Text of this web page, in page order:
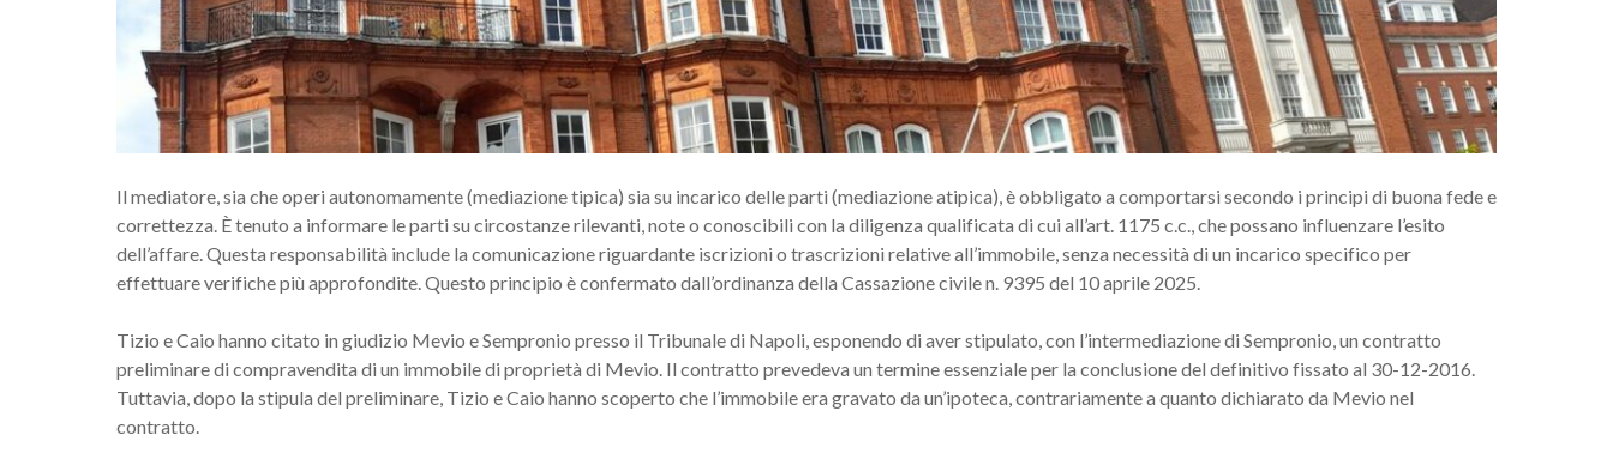
Il mediatore, sia che operi autonomamente (mediazione tipica) sia su incarico delle parti (mediazione atipica), è obbligato a comportarsi secondo i principi di buona fede e
correttezza. È tenuto a informare le parti su circostanze rilevanti, note o conoscibili con la diligenza qualificata di cui all’art. 1175 c.c., che possano influenzare l’esito
dell’affare. Questa responsabilità include la comunicazione riguardante iscrizioni o trascrizioni relative all’immobile, senza necessità di un incarico specifico per
effettuare verifiche più approfondite. Questo principio è confermato dall’ordinanza della Cassazione civile n. 9395 del 10 aprile 2025.
Tizio e Caio hanno citato in giudizio Mevio e Sempronio presso il Tribunale di Napoli, esponendo di aver stipulato, con l’intermediazione di Sempronio, un contratto
preliminare di compravendita di un immobile di proprietà di Mevio. Il contratto prevedeva un termine essenziale per la conclusione del definitivo fissato al 30-12-2016.
Tuttavia, dopo la stipula del preliminare, Tizio e Caio hanno scoperto che l’immobile era gravato da un’ipoteca, contrariamente a quanto dichiarato da Mevio nel
contratto.